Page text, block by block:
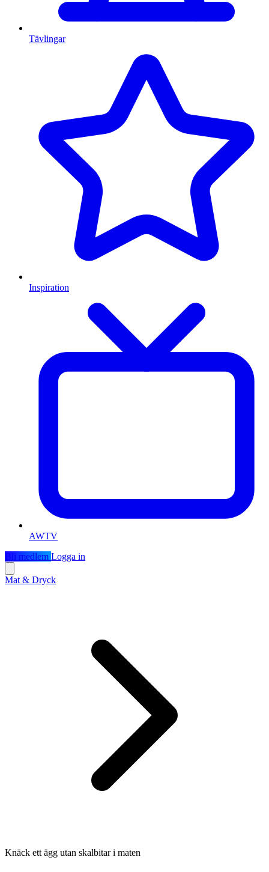
Tävlingar
Inspiration
AWTV
Bli medlem Logga in
Mat & Dryck
Knäck ett ägg utan skalbitar i maten